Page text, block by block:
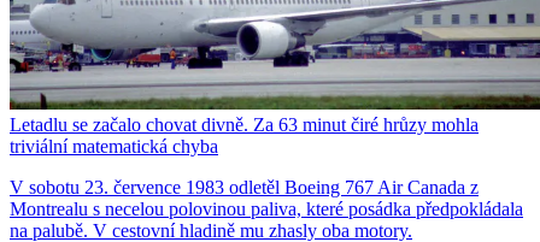
Letadlu se začalo chovat divně. Za 63 minut čiré hrůzy mohla
triviální matematická chyba
V sobotu 23. července 1983 odletěl Boeing 767 Air Canada z
Montrealu s necelou polovinou paliva, které posádka předpokládala
na palubě. V cestovní hladině mu zhasly oba motory.